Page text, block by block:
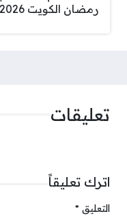
رمضان الكويت 2026
تعليقات
اترك تعليقاً
التعليق *